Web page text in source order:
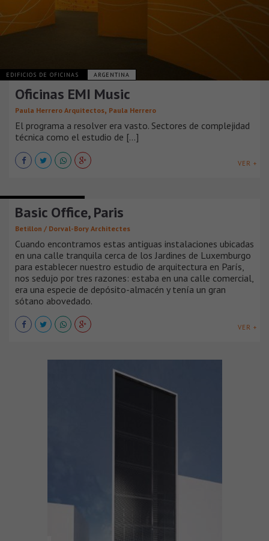
EDIFICIOS DE OFICINAS ARGENTINA
Oficinas EMI Music
Paula Herrero Arquitectos, Paula Herrero
El programa a resolver era vasto. Sectores de complejidad
técnica como el estudio de [...]
VER +
Basic Office, Paris
Betillon / Dorval-Bory Architectes
Cuando encontramos estas antiguas instalaciones ubicadas
en una calle tranquila cerca de los Jardines de Luxemburgo
para establecer nuestro estudio de arquitectura en París,
nos sedujo por tres razones: estaba en una calle comercial,
era una especie de depósito-almacén y tenía un gran
sótano abovedado.
VER +